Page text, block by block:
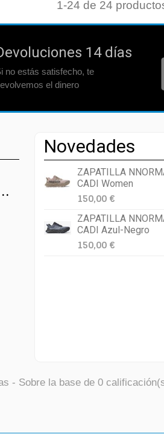
1-24 de 24
14 días
no estás satisfecho, te
el dinero
Novedades
ZAPATILLA
CADI Women
150,00 €
ZAPATILLA
CADI Azul-Negro
150,00 €
- Sobre la base de 0